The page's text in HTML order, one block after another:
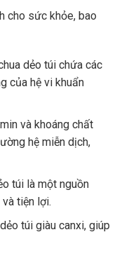
cho sức khỏe, bao
dẻo túi chứa các
của hệ vi khuẩn
và khoáng chất
hệ miễn dịch,
túi là một nguồn
tiện lợi.
túi giàu canxi, giúp